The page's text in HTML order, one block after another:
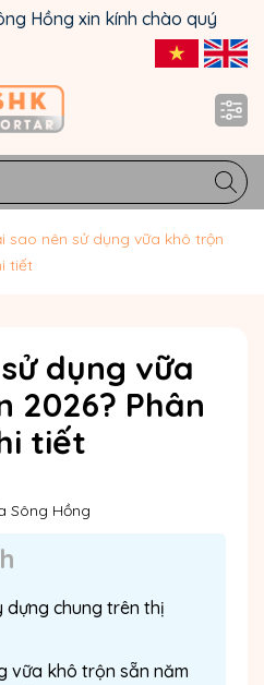
Hồng xin kính chào quý
sao nên sử dụng vữa khô trộn
tiết
dụng vữa
2026? Phân
tiết
Sông Hồng
dựng chung trên thị
vữa khô trộn sẵn năm